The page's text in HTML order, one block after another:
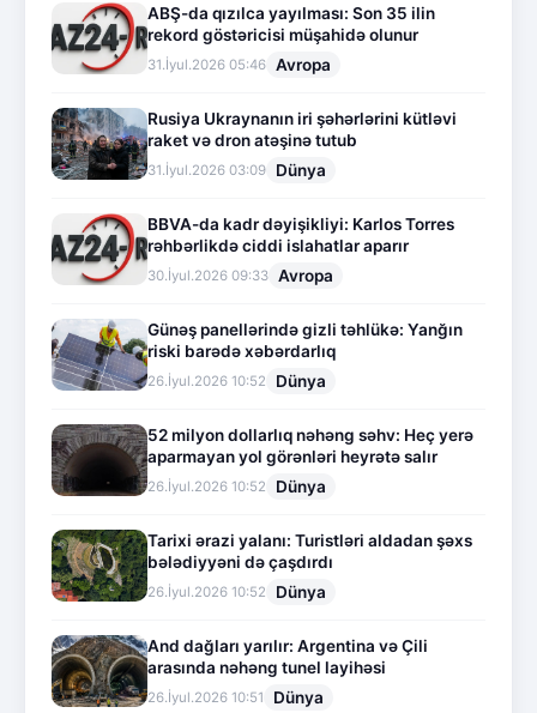
ABŞ-da qızılca yayılması: Son 35 ilin
rekord göstəricisi müşahidə olunur
31.İyul.2026 05:46 Avropa
Rusiya Ukraynanın iri şəhərlərini kütləvi
raket və dron atəşinə tutub
31.İyul.2026 03:09 Dünya
BBVA-da kadr dəyişikliyi: Karlos Torres
rəhbərlikdə ciddi islahatlar aparır
30.İyul.2026 09:33 Avropa
Günəş panellərində gizli təhlükə: Yanğın
riski barədə xəbərdarlıq
26.İyul.2026 10:52 Dünya
52 milyon dollarlıq nəhəng səhv: Heç yerə
aparmayan yol görənləri heyrətə salır
26.İyul.2026 10:52 Dünya
Tarixi ərazi yalanı: Turistləri aldadan şəxs
bələdiyyəni də çaşdırdı
26.İyul.2026 10:52 Dünya
And dağları yarılır: Argentina və Çili
arasında nəhəng tunel layihəsi
26.İyul.2026 10:51 Dünya